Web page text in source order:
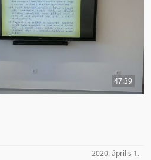
47:39
2020. április 1.